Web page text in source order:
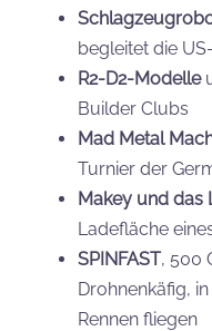
begleitet die
R2-D2-Modelle
Builder Clubs
Mad Metal
Turnier der
Makey und das
Ladefläche
SPINFAST, 500
Drohnenkäfig,
Rennen fliegen